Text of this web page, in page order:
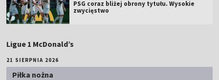
PSG coraz bliżej obrony tytułu. Wysokie
zwycięstwo
Ligue 1 McDonald’s
21 SIERPNIA 2026
Piłka nożna